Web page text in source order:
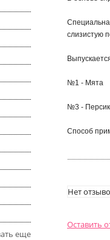
еще
слизистую
№1 - Мята
№3 - Персик
Способ
Нет
Оставить